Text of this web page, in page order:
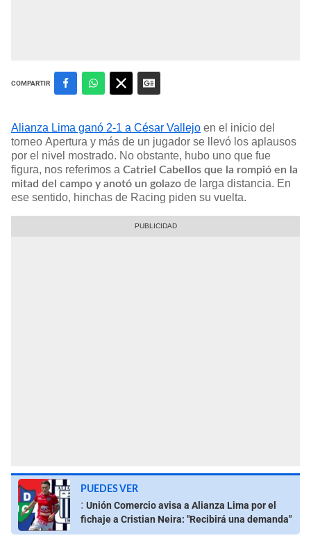
COMPARTIR
Alianza Lima ganó 2-1 a César Vallejo en el inicio del
torneo Apertura y más de un jugador se llevó los aplausos
por el nivel mostrado. No obstante, hubo uno que fue
figura, nos referimos a Catriel Cabellos que la rompió en la
mitad del campo y anotó un golazo de larga distancia. En
ese sentido, hinchas de Racing piden su vuelta.
PUEDES VER
: Unión Comercio avisa a Alianza Lima por el
fichaje a Cristian Neira: "Recibirá una demanda"